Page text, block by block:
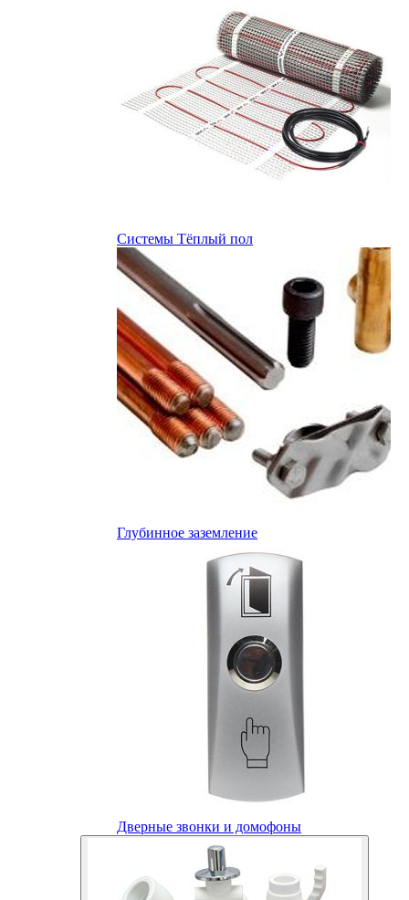
Системы Тёплый пол
Глубинное заземление
Дверные звонки и домофоны